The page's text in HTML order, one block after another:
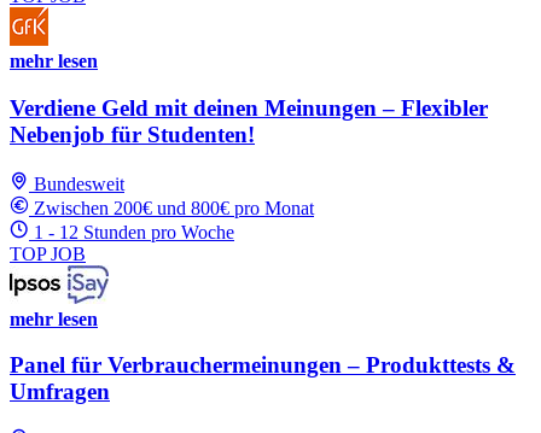
mehr lesen
Verdiene Geld mit deinen Meinungen – Flexibler
Nebenjob für Studenten!
Bundesweit
Zwischen 200€ und 800€ pro Monat
1 - 12 Stunden pro Woche
TOP JOB
mehr lesen
Panel für Verbrauchermeinungen – Produkttests &
Umfragen